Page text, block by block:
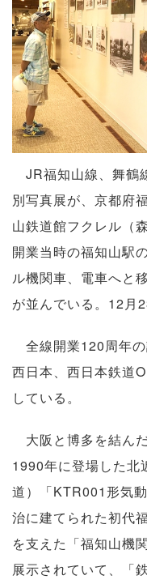
JR福知山線、舞鶴
別写真展が、京都府
山鉄道館フクレル（
開業当時の福知山駅
ル機関車、電車へと
が並んでいる。12月
全線開業120周年
西日本、西日本鉄道
している。
大阪と博多を結ん
1990年に登場した北
道）「KTR001形気
治に建てられた初代
を支えた「福知山機
展示されていて、「